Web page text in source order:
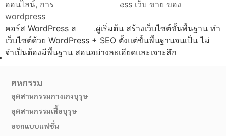
คอร์ส WordPress สำหรับผู้เริ่มต้น สร้างเว็บไซต์ขั้นพื้นฐาน ทำ
เว็บไซต์ด้วย WordPress + SEO ตั้งแต่ขั้นพื้นฐานจนเป็น ไม่
จำเป็นต้องมีพื้นฐาน สอนอย่างละเอียดและเจาะลึก
คหกรรม
อุตสาหกรรมกางเกงบุรุษ
อุตสาหกรรมเสื้อบุรุษ
ออกแบบแฟชั่น